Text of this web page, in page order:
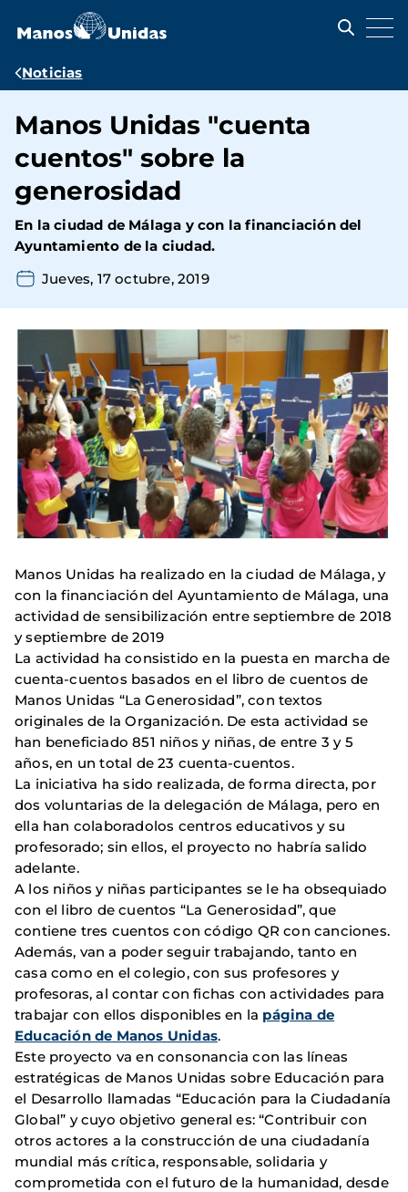
contenido
Ruta
navegación
Noticias
Manos Unidas "cuenta
cuentos" sobre la
generosidad
En la ciudad de Málaga y con la financiación del
Ayuntamiento de la ciudad.
Jueves, 17 octubre, 2019
Manos Unidas ha realizado en la ciudad de Málaga, y
con la financiación del Ayuntamiento de Málaga, una
actividad de sensibilización entre septiembre de 2018
y septiembre de 2019
La actividad ha consistido en la puesta en marcha de
cuenta-cuentos basados en el libro de cuentos de
Manos Unidas “La Generosidad”, con textos
originales de la Organización. De esta actividad se
han beneficiado 851 niños y niñas, de entre 3 y 5
años, en un total de 23 cuenta-cuentos.
La iniciativa ha sido realizada, de forma directa, por
dos voluntarias de la delegación de Málaga, pero en
ella han colaboradolos centros educativos y su
profesorado; sin ellos, el proyecto no habría salido
adelante.
A los niños y niñas participantes se le ha obsequiado
con el libro de cuentos “La Generosidad”, que
contiene tres cuentos con código QR con canciones.
Además, van a poder seguir trabajando, tanto en
casa como en el colegio, con sus profesores y
profesoras, al contar con fichas con actividades para
trabajar con ellos disponibles en la página de
Educación de Manos Unidas.
Este proyecto va en consonancia con las líneas
estratégicas de Manos Unidas sobre Educación para
el Desarrollo llamadas “Educación para la Ciudadanía
Global” y cuyo objetivo general es: “Contribuir con
otros actores a la construcción de una ciudadanía
mundial más crítica, responsable, solidaria y
comprometida con el futuro de la humanidad, desde